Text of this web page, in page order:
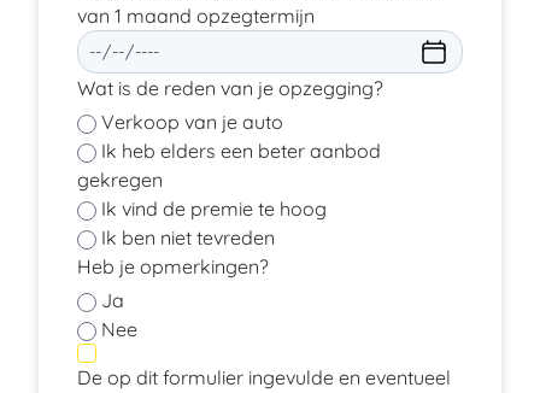
van 1 maand opzegtermijn
Wat is de reden van je opzegging?
Verkoop van je auto
Ik heb elders een beter aanbod
gekregen
Ik vind de premie te hoog
Ik ben niet tevreden
Heb je opmerkingen?
Ja
Nee
De op dit formulier ingevulde en eventueel